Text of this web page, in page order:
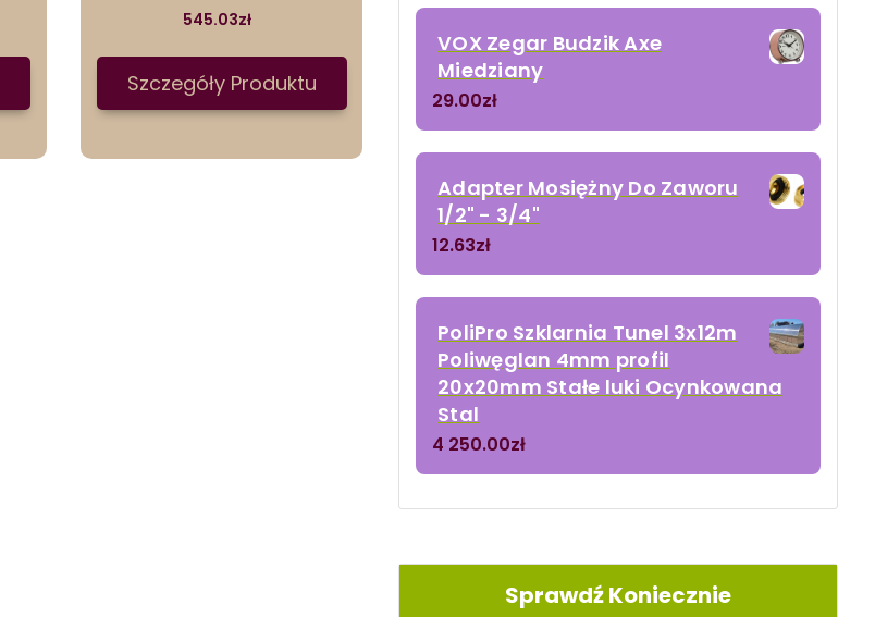
545.03zł
Szczegóły Produktu
VOX Zegar Budzik Axe
Miedziany
29.00zł
Adapter Mosiężny Do Zaworu
1/2" - 3/4"
12.63zł
PoliPro Szklarnia Tunel 3x12m
Poliwęglan 4mm profil
20x20mm Stałe luki Ocynkowana
Stal
4 250.00zł
Sprawdź Koniecznie